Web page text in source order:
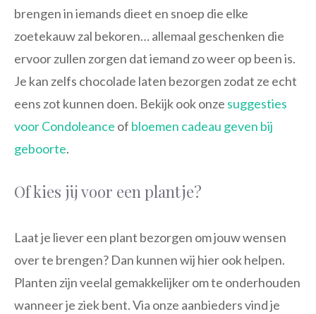
brengen in iemands dieet en snoep die elke
zoetekauw zal bekoren… allemaal geschenken die
ervoor zullen zorgen dat iemand zo weer op been is.
Je kan zelfs chocolade laten bezorgen zodat ze echt
eens zot kunnen doen. Bekijk ook onze suggesties
voorCondoleance of bloemen cadeau geven bij
geboorte.
Of kies jij voor een plantje?
Laat je liever een plant bezorgen om jouw wensen
over te brengen? Dan kunnen wij hier ook helpen.
Planten zijn veelal gemakkelijker om te onderhouden
wanneer je ziek bent. Via onze aanbieders vind je